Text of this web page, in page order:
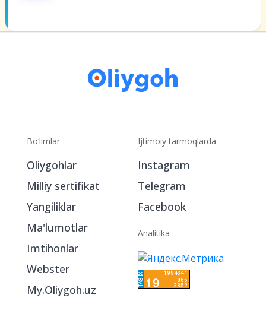
Bo‘limlar
Oliygohlar
Imtihonlar
Ijtimoiy tarmoqlarda
Telegram
Facebook
Analitika